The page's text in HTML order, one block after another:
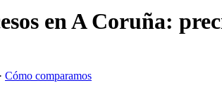
en A Coruña:
· Cómo comparamos